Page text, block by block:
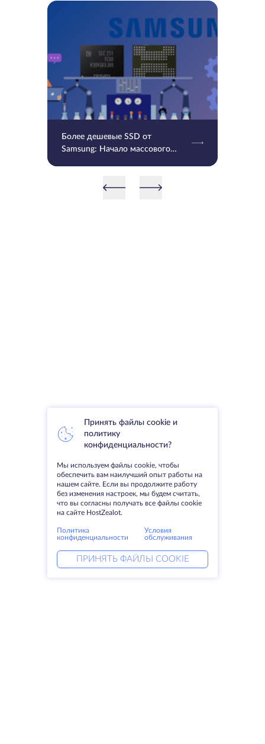
Более дешевые SSD от
Samsung: Начало массового
Принять файлы cookie и
политику
конфиденциальности?
Мы используем файлы cookie, чтобы
обеспечить вам наилучший опыт работы на
нашем сайте. Если вы продолжите работу
без изменения настроек, мы будем считать,
что вы согласны получать все файлы cookie
на сайте HostZealot.
Политика
конфиденциальности
Условия
обслуживания
ПРИНЯТЬ ФАЙЛЫ COOKIE